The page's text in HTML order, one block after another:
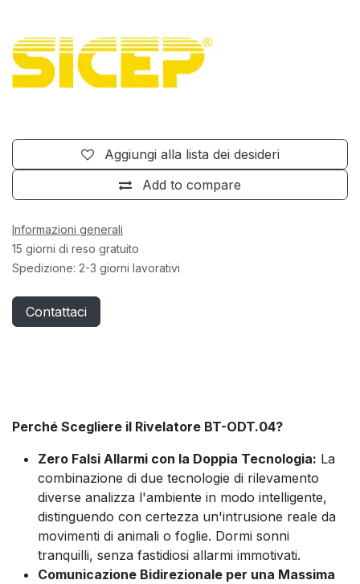
Add to compare
Aggiungi alla lista dei desideri
Informazioni generali
15 giorni di reso gratuito
Spedizione: 2-3 giorni lavorativi
Contattaci
Perché Scegliere il Rivelatore BT-ODT.04?
Zero Falsi Allarmi con la Doppia Tecnologia: La
combinazione di due tecnologie di rilevamento
diverse analizza l'ambiente in modo intelligente,
distinguendo con certezza un'intrusione reale da
movimenti di animali o foglie. Dormi sonni
tranquilli, senza fastidiosi allarmi immotivati.
Comunicazione Bidirezionale per una Massima